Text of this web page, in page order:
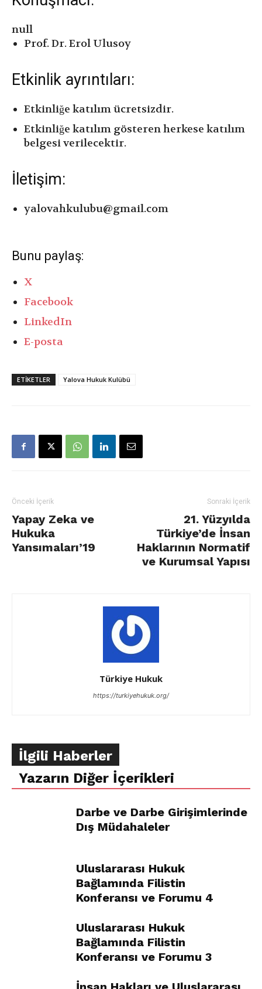
null
Prof. Dr. Erol Ulusoy
Etkinlik ayrıntıları:
Etkinliğe katılım ücretsizdir.
Etkinliğe katılım gösteren herkese katılım
belgesi verilecektir.
İletişim:
yalovahkulubu@gmail.com
Bunu paylaş:
X
Facebook
LinkedIn
E-posta
ETIKETLER Yalova Hukuk Kulübü
Önceki İçerik
Yapay Zeka ve
Hukuka
Yansımaları’19
Sonraki İçerik
21. Yüzyılda
Türkiye’de İnsan
Haklarının Normatif
ve Kurumsal Yapısı
Türkiye Hukuk
https://turkiyehukuk.org/
İlgili Haberler
Yazarın Diğer İçerikleri
Darbe ve Darbe Girişimlerinde
Dış Müdahaleler
Uluslararası Hukuk
Bağlamında Filistin
Konferansı ve Forumu 4
Uluslararası Hukuk
Bağlamında Filistin
Konferansı ve Forumu 3